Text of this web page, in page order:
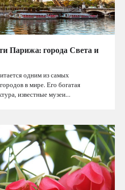
Парижа: города Света и
одним из самых
в мире. Его богатая
известные музеи…